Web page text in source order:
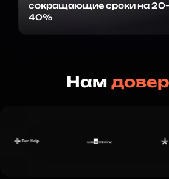
сокращающие сроки на
40%
Нам